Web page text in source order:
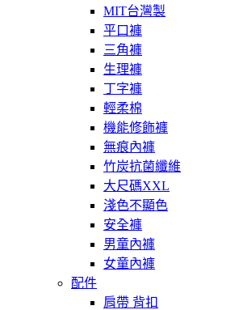
MIT台灣製
平口褲
三角褲
生理褲
丁字褲
輕柔棉
機能修飾褲
無痕內褲
竹炭抗菌纖維
大尺碼XXL
淺色不顯色
安全褲
男童內褲
女童內褲
配件
肩帶 背扣